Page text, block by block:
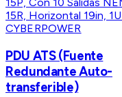
CYBERPOWER
PDU ATS (Fuente
Redundante Auto-
transferible)